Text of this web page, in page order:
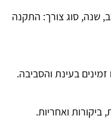
שנה, סוג צורך: התקנה
ביקורות ואחריות.